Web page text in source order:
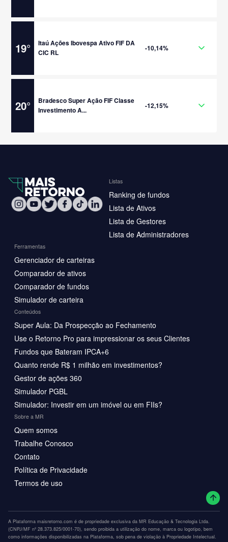
19°
Itaú Ações Ibovespa Ativo FIF DA
CIC RL
-10,14%
20°
Bradesco Super Ação FIF Classe
Investimento A...
-12,15%
Listas
Ranking de fundos
Lista de Ativos
Lista de Gestores
Lista de Administradores
Ferramentas
Gerenciador de carteiras
Comparador de ativos
Comparador de fundos
Simulador de carteira
Conteúdos
Super Aula: Da Prospecção ao Fechamento
Use o Retorno Pro para impressionar os seus Clientes
Fundos que Bateram IPCA+6
Quanto rende R$ 1 milhão em investimentos?
Gestor de ações 360
Simulador PGBL
Simulador: Investir em um imóvel ou em FIIs?
Sobre a MR
Quem somos
Trabalhe Conosco
Contato
Política de Privacidade
Termos de uso
A Plataforma maisretorno.com é de propriedade exclusiva da MR Educação & Tecnologia Ltda.
(CNPJ/MF nº 28.373.825/0001-70), sendo proibida a utilização do nome, marca ou logotipo, bem
como informações disponibilizadas na Plataforma, sob pena de violação à Propriedade Intelectual.